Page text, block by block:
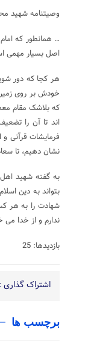
وصیتنامه شهید
… همانطور که
اصل بسیار مهمی
هر کجا که دور
خودش بر روی
که بلاشک مقام
اند تا آن را
فرمایشات قرآنی
نشان دهیم، تا
به گفته شهید
بتواند به دین
شهادت را به هر
ندارم و از خدا
بازدیدها: 25
اشتراک گذاری :
برچسب ها